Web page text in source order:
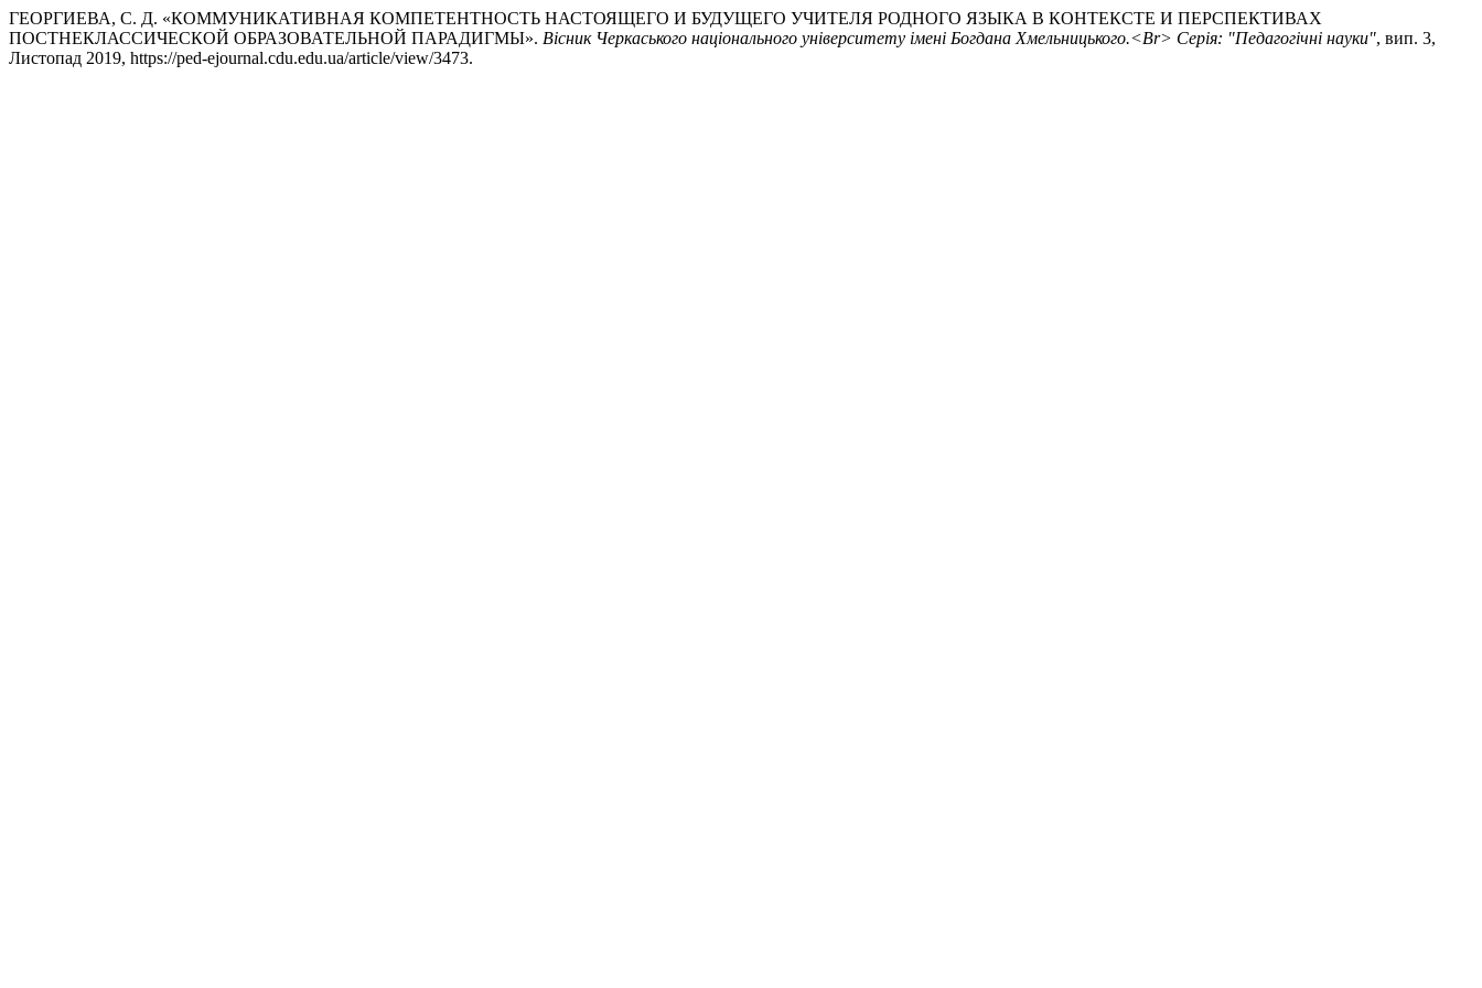
ГЕОРГИЕВА, С. Д. «КОММУНИКАТИВНАЯ КОМПЕТЕНТНОСТЬ НАСТОЯЩЕГО И БУДУЩЕГО УЧИТЕЛЯ РОДНОГО ЯЗЫКА В КОНТЕКСТЕ И ПЕРСПЕКТИВАХ
ПОСТНЕКЛАССИЧЕСКОЙ ОБРАЗОВАТЕЛЬНОЙ ПАРАДИГМЫ». Вісник Черкаського національного університету імені Богдана Хмельницького.<Br> Серія: "Педагогічні науки", вип. 3,
Листопад 2019, https://ped-ejournal.cdu.edu.ua/article/view/3473.